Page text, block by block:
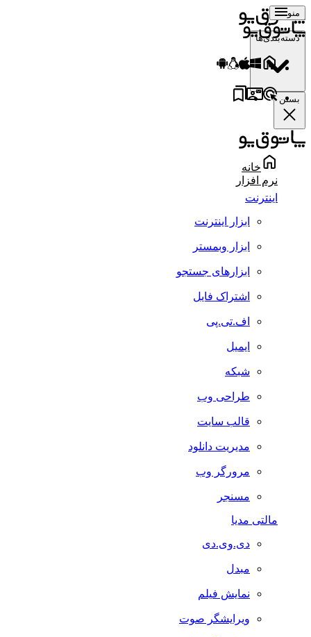
منو
دسته‌بندی‌ها
بستن
خانه
نرم افزار
اینترنت
ابزار اینترنت
ابزار وبمستر
ابزارهای جستجو
اشتراک فایل
اف.تی.پی
ایمیل
شبکه
طراحی وب
قالب سایت
مدیریت دانلود
مرورگر وب
مسنجر
مالتی مدیا
دی.وی.دی
مبدل
نمایش فیلم
ویرایشگر صوت